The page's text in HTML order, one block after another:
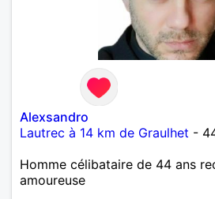
Alexsandro
Lautrec à 14 km de Graulhet -
Homme célibataire de 44 ans
amoureuse